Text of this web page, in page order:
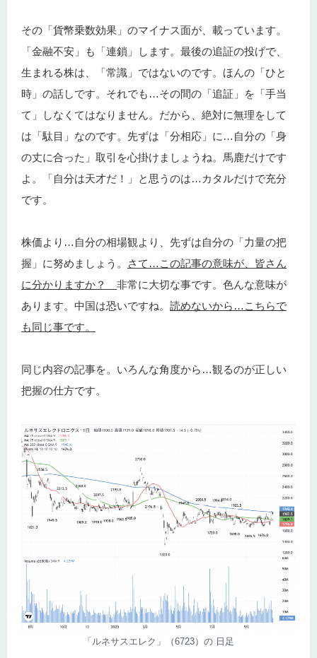
その「貨幣乗数効果」のマイナス面が、載っています。
「金融不安」も「連鎖」します。最後の追証の投げで、
生まれる株は、「常識」ではないのです。ほんの「ひと
時」の話しです。それでも…その間の「追証」を「手当
て」しなくてはなりません。だから、絶対に無理をして
は「駄目」なのです。先ずは「分相応」に…自分の「身
の丈に合った」取引を心掛けましょうね。馬鹿だけです
よ。「自分は天才だ！」と思うのは…カタルだけで充分
です。
株価より…自分の相場観より、先ずは自分の「力量の把
握」に努めましょう。
さて…この記事の意味が、皆さん
に分かりますか？ 非常に大切な事です。色んな意味が
あります。中国は恐いですね。 読めないから…こちらで
も同じ事です。
同じ内容の記事を。いろんな角度から…観るのが正しい
把握の仕方です。
「ルネサスエレク」（6723）の 日足